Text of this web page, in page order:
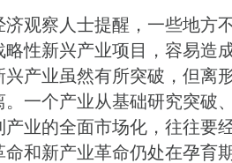
察人士提醒，一些地方
性新兴产业项目，容易造
兴产业虽然有所突破，但离
一个产业从基础研究突破
业的全面市场化，往往要
命和新产业革命仍处在孕育